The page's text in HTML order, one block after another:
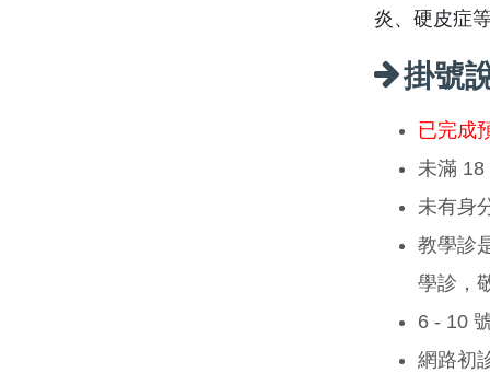
炎、硬皮症
掛號
已完成
未滿 18
未有身
教學診
學診，
6 - 10
網路初